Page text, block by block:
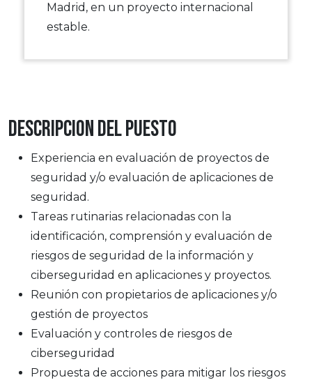
Madrid, en un proyecto internacional
estable.
Descripcion del puesto
Experiencia en evaluación de proyectos de
seguridad y/o evaluación de aplicaciones de
seguridad.
Tareas rutinarias relacionadas con la
identificación, comprensión y evaluación de
riesgos de seguridad de la información y
ciberseguridad en aplicaciones y proyectos.
Reunión con propietarios de aplicaciones y/o
gestión de proyectos
Evaluación y controles de riesgos de
ciberseguridad
Propuesta de acciones para mitigar los riesgos